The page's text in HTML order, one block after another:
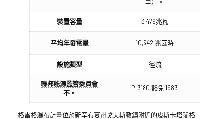
里）。
裝置容量 3.479兆瓦
平均年發電量 10,542 兆瓦時
設施類型 徑流
聯邦能源監管委員會
不。
P-3180 豁免 1983
格雷格瀑布計畫位於新罕布夏州戈夫斯敦鎮附近的皮斯卡塔闊格